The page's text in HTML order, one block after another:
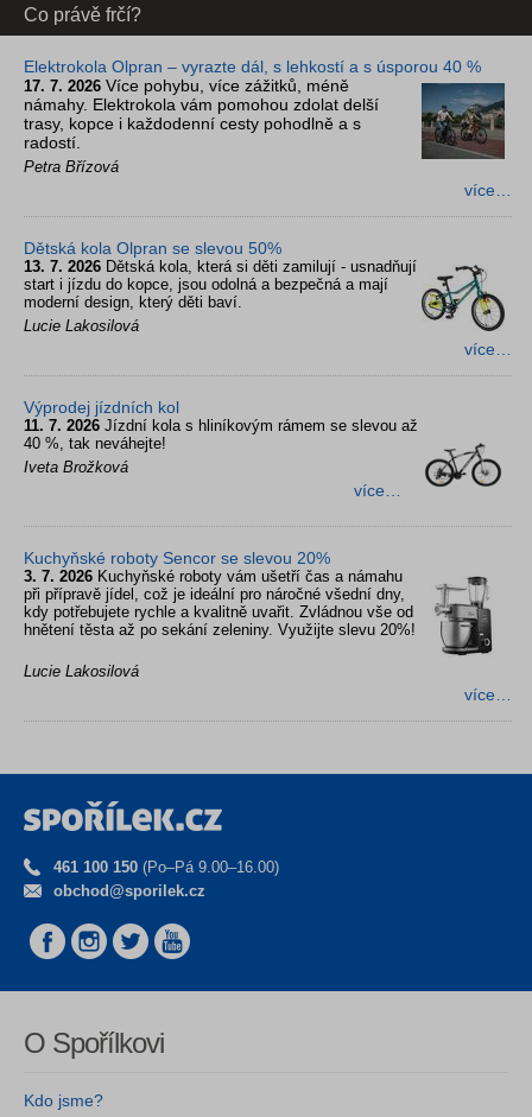
Co právě frčí?
Elektrokola Olpran – vyrazte dál, s lehkostí a s úsporou 40 %
17. 7. 2026 Více pohybu, více zážitků, méně
námahy. Elektrokola vám pomohou zdolat delší
trasy, kopce i každodenní cesty pohodlně a s
radostí.
Petra Břízová
více…
Dětská kola Olpran se slevou 50%
13. 7. 2026 Dětská kola, která si děti zamilují - usnadňují
start i jízdu do kopce, jsou odolná a bezpečná a mají
moderní design, který děti baví.
Lucie Lakosilová
více…
Výprodej jízdních kol
11. 7. 2026 Jízdní kola s hliníkovým rámem se slevou až
40 %, tak neváhejte!
Iveta Brožková
více…
Kuchyňské roboty Sencor se slevou 20%
3. 7. 2026 Kuchyňské roboty vám ušetří čas a námahu
při přípravě jídel, což je ideální pro náročné všední dny,
kdy potřebujete rychle a kvalitně uvařit. Zvládnou vše od
hnětení těsta až po sekání zeleniny. Využijte slevu 20%!
Lucie Lakosilová
více…
461 100 150 (Po–Pá 9.00–16.00)
obchod@sporilek.cz
O Spořílkovi
Kdo jsme?